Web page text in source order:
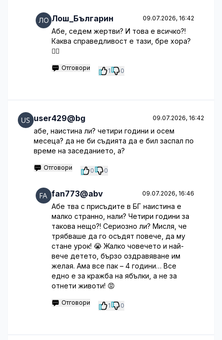
Лош_Българин 09.07.2026, 16:42
Абе, седем жертви? И това е всичко?!
Каква справедливост е тази, бре хора?
🤷‍♂️
Отговори 1 0
user429@bg 09.07.2026, 16:42
абе, наистина ли? четири години и осем
месеца? да не би съдията да е бил заспал по
време на заседанието, а?
Отговори 0 0
fan773@abv 09.07.2026, 16:46
Абе тва с присъдите в БГ наистина е
малко странно, нали? Четири години за
такова нещо?! Сериозно ли? Мисля, че
трябваше да го осъдят повече, да му
стане урок! 😭 Жалко човечето и най-
вече детето, бързо оздравяване им
желая. Ама все пак – 4 години… Все
едно е за кражба на ябълки, а не за
отнети животи! 😡
Отговори 1 0